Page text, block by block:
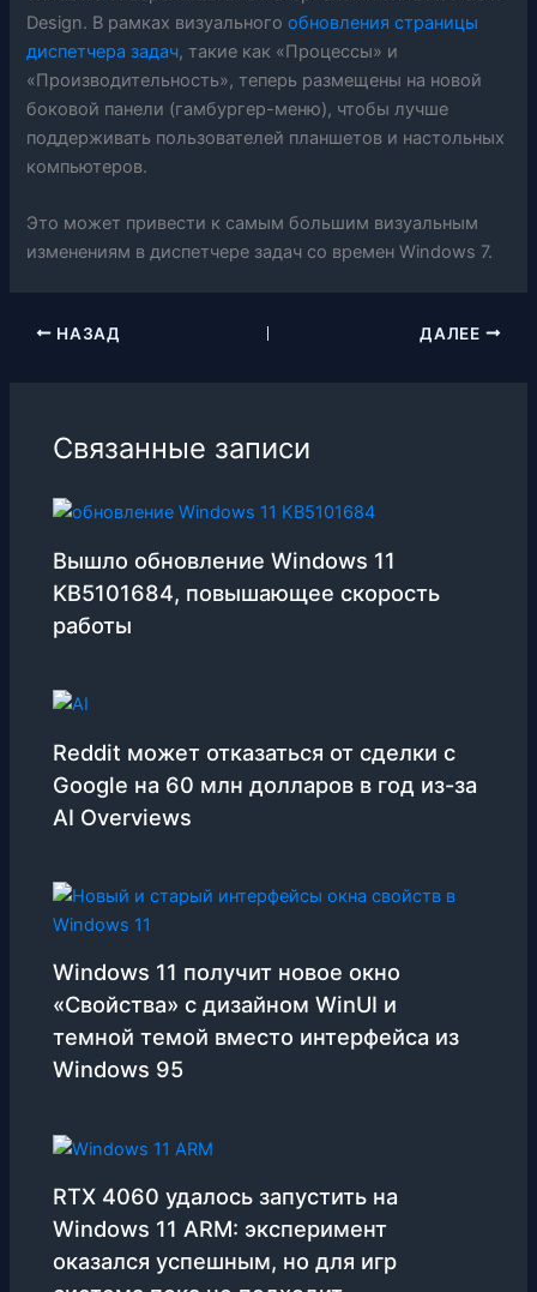
Design. В рамках визуальногообновления страницы
диспетчера задач, такие как «Процессы» и
«Производительность», теперь размещены на новой
боковой панели (гамбургер-меню), чтобы лучше
поддерживать пользователей планшетов и настольных
компьютеров.
Это может привести к самым большим визуальным
изменениям в диспетчере задач со времен Windows 7.
НАЗАД ДАЛЕЕ
Связанные записи
Вышло обновление Windows 11
KB5101684, повышающее скорость
работы
Reddit может отказаться от сделки с
Google на 60 млн долларов в год из-за
AI Overviews
Windows 11 получит новое окно
«Свойства» с дизайном WinUI и
темной темой вместо интерфейса из
Windows 95
RTX 4060 удалось запустить на
Windows 11 ARM: эксперимент
оказался успешным, но для игр